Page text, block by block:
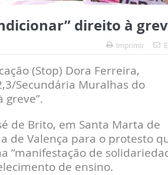
direito à
Imprimir
(Stop) Dora Ferreira,
Secundária Muralhas do
greve”.
de Brito, em Santa Marta de
de Valença para o protesto
“manifestação de
de ensino.